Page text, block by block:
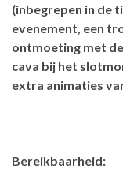
(inbegrepen in de
evenement, een
ontmoeting met
cava bij het
extra animaties
Bereikbaarheid: